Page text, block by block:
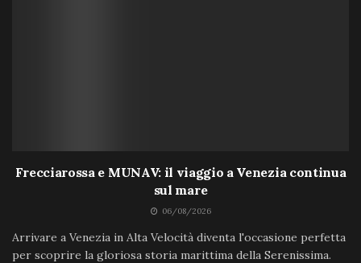
Frecciarossa e MUNAV: il viaggio a Venezia continua
sul mare
06/08/2026
Arrivare a Venezia in Alta Velocità diventa l'occasione perfetta
per scoprire la gloriosa storia marittima della Serenissima.